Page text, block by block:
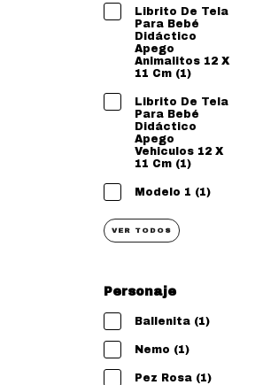
Librito De Tela
Para Bebé
Didáctico
Apego
Animalitos 12 X
11 Cm (1)
Librito De Tela
Para Bebé
Didáctico
Apego
Vehiculos 12 X
11 Cm (1)
Modelo 1 (1)
VER TODOS
Personaje
Ballenita (1)
Nemo (1)
Pez Rosa (1)